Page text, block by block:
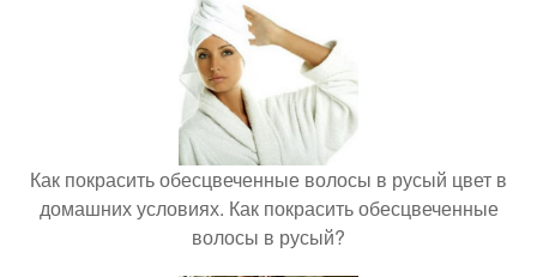
Как покрасить обесцвеченные волосы в русый цвет в
домашних условиях. Как покрасить обесцвеченные
волосы в русый?